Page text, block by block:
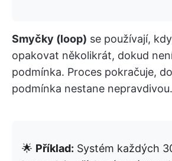
Smyčky (loop) se používají,
opakovat několikrát, dokud
podmínka. Proces pokračuje,
podmínka nestane nepravdivou.
🌟 Příklad: Systém každých